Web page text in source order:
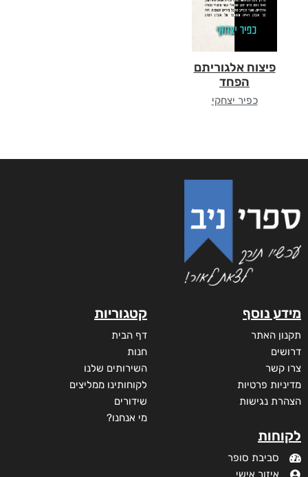
פיצוח אלגוריתם
הפחד
כפיר יצחקי
מידע נוסף
תקנון האתר
דרושים
צרו קשר
מדיניות פרטיות
הצהרת נגישות
לקוחות
סביבת סופר
איזור אישי
קטגוריות
דף הבית
חנות
השירותים שלנו
לקוחותינו ממליצים
שידורים
מי אנחנו?